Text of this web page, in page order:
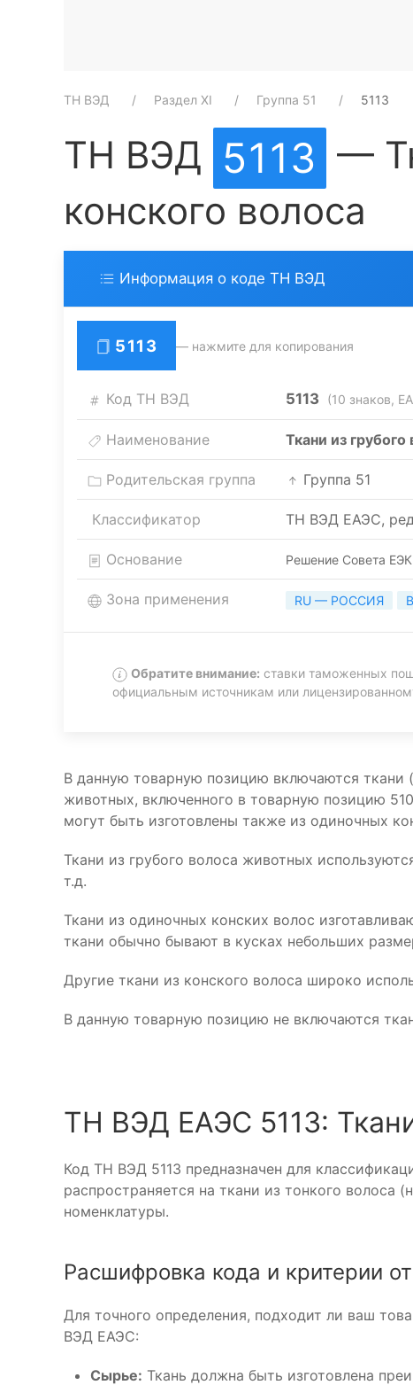
ТН ВЭД Раздел XI Группа 51 5113
ТН ВЭД 5113 —
конского волоса
Информация о коде ТН ВЭД
5113 — нажмите для копирования
Код ТН ВЭД 5113 (10 знаков,
Наименование Ткани из
Родительская группа Группа 51
Классификатор ТН ВЭД ЕАЭС,
Основание Решение Совета
Зона применения RU — РОССИЯ
Обратите внимание: ставки таможенных
официальным источникам или
В данную товарную позицию включаются ткани
животных, включенного в товарную позицию
могут быть изготовлены также из одиночных
Ткани из грубого волоса животных
т.д.
Ткани из одиночных конских волос
ткани обычно бывают в кусках небольших
Другие ткани из конского волоса широко
В данную товарную позицию не включаются
ТН ВЭД ЕАЭС 5113:
Код ТН ВЭД 5113 предназначен для
распространяется на ткани из тонкого
номенклатуры.
Расшифровка кода и критерии
Для точного определения, подходит ли ваш
ВЭД ЕАЭС:
Сырье: Ткань должна быть изготовлена